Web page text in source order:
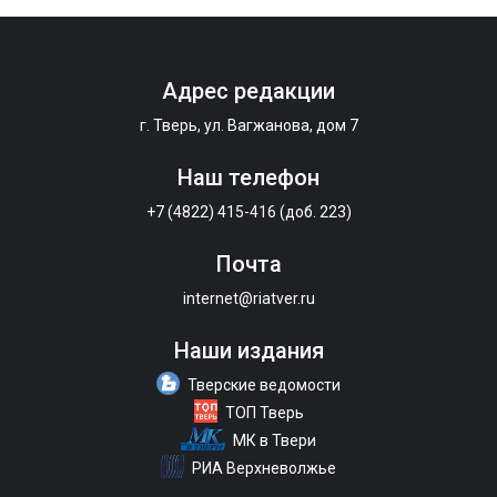
Адрес редакции
г. Тверь, ул. Вагжанова, дом 7
Наш телефон
+7 (4822) 415-416 (доб. 223)
Почта
internet@riatver.ru
Наши издания
Тверские ведомости
ТОП Тверь
МК в Твери
РИА Верхневолжье